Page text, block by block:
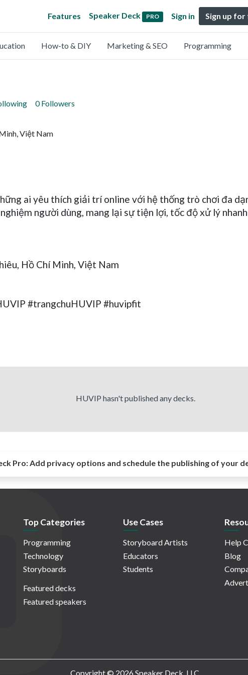
Features Speaker Deck PRO Sign in Sign up for
How-to & DIY Marketing & SEO Programming
0 Followers
Việt Nam
ai yêu thích giải trí online với hệ thống trò chơi đa
người dùng, mang lại sự tiện lợi, tốc độ xử lý
Hồ Chí Minh, Việt Nam
#trangchuHUVIP #huvipfit
HUVIP hasn't published any decks.
Pro:Add privacy options and schedule the publishing of your
Top Categories
Programming
Technology
Storyboards
Featured decks
Featured speakers
Use Cases
Storyboard Artists
Educators
Students
Help
Blog
Copyright © 2026 Speaker Deck, LLC.